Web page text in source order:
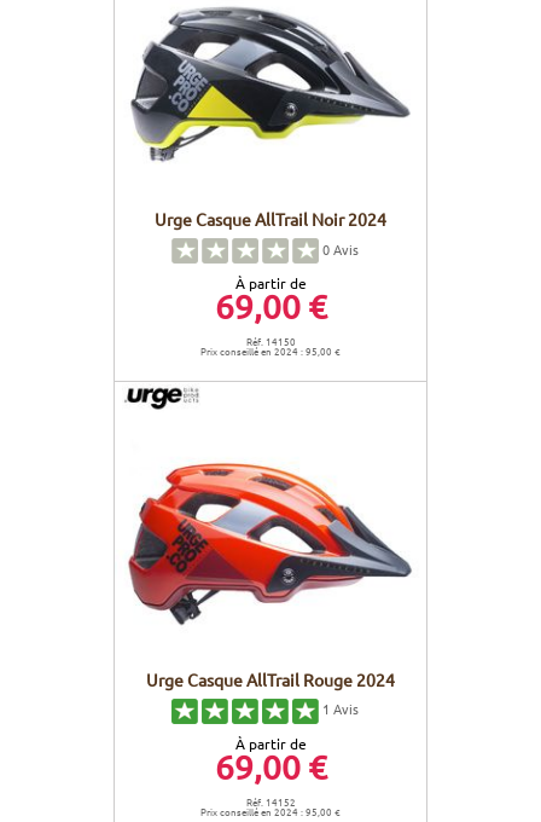
Urge Casque AllTrail Noir 2024
0Avis
À partir de
69,00 €
Réf. 14150
Prix conseillé en 2024 : 95,00 €
Urge Casque AllTrail Rouge 2024
1 Avis
À partir de
69,00 €
Réf. 14152
Prix conseillé en 2024 : 95,00 €